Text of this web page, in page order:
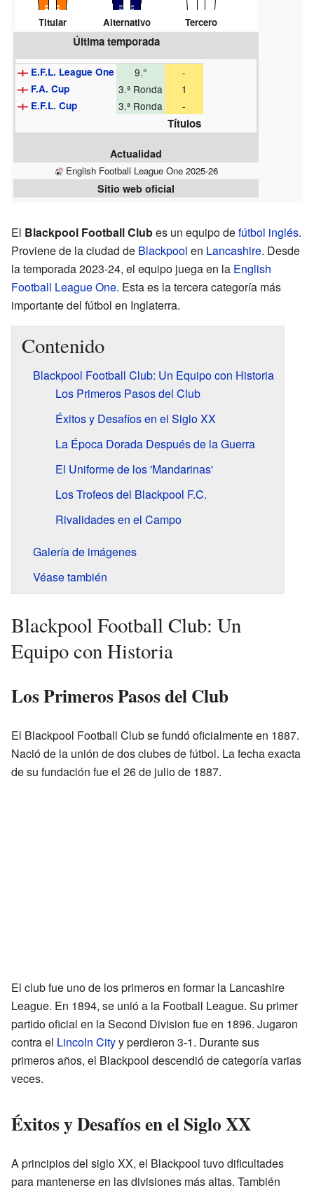
Titular Alternativo Tercero
Última temporada
E.F.L. League One 9.° -
F.A. Cup 3.ª Ronda 1
E.F.L. Cup 3.ª Ronda -
Títulos
Actualidad
English Football League One 2025-26
Sitio web oficial
El Blackpool Football Clubes un equipo defútbol inglés.
Proviene de la ciudad de Blackpool en Lancashire. Desde
la temporada 2023-24, el equipo juega en la English
Football League One. Esta es la tercera categoría más
importante del fútbol en Inglaterra.
Contenido
Blackpool Football Club: Un Equipo con Historia
Los Primeros Pasos del Club
Éxitos y Desafíos en el Siglo XX
La Época Dorada Después de la Guerra
El Uniforme de los 'Mandarinas'
Los Trofeos del Blackpool F.C.
Rivalidades en el Campo
Galería de imágenes
Véase también
Blackpool Football Club: Un
Equipo con Historia
Los Primeros Pasos del Club
El Blackpool Football Club se fundó oficialmente en 1887.
Nació de la unión de dos clubes de fútbol. La fecha exacta
de su fundación fue el 26 de julio de 1887.
El club fue uno de los primeros en formar la Lancashire
League. En 1894, se unió a la Football League. Su primer
partido oficial en la Second Division fue en 1896. Jugaron
contra el Lincoln Cityy perdieron 3-1. Durante sus
primeros años, el Blackpool descendió de categoría varias
veces.
Éxitos y Desafíos en el Siglo XX
A principios del siglo XX, el Blackpool tuvo dificultades
para mantenerse en las divisiones más altas. También